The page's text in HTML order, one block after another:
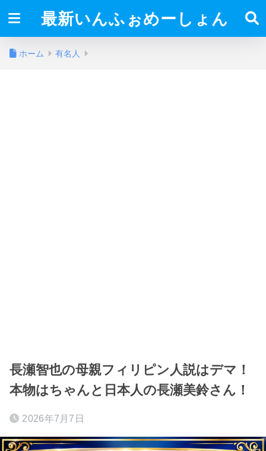
最新いんふぉめーしょん
ホーム 有名人
長瀬智也の母親フィリピン人説はデマ！
本物はちゃんと日本人の長瀬美鈴さん！
2026年7月7日